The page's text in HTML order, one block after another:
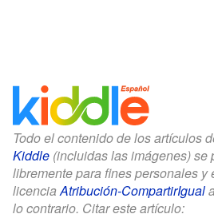
Todo el contenido de los artículos
Kiddle (incluidas las imágenes) se
libremente para fines personales y
licenciaAtribución-CompartirIgual
lo contrario. Citar este artículo: